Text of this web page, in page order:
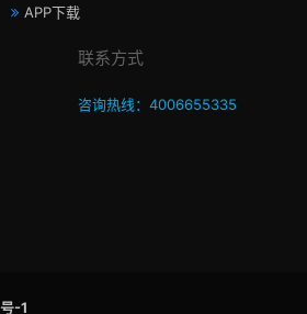
APP下载
联系方式
咨询热线：4006655335
-1